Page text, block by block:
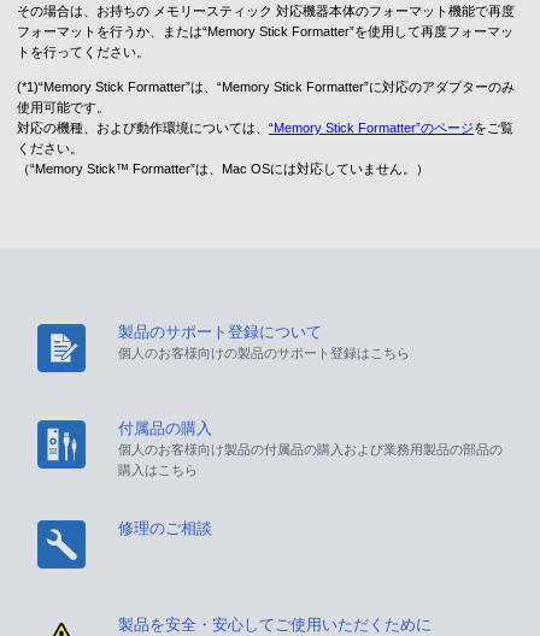
その場合は、お持ちの メモリースティック 対応機器本体のフォーマット機能で再度
フォーマットを行うか、または“Memory Stick Formatter”を使用して再度フォーマッ
トを行ってください。
(*1)“Memory Stick Formatter”は、“Memory Stick Formatter”に対応のアダプターのみ
使用可能です。
対応の機種、および動作環境については、 “Memory Stick Formatter”のページをご覧
ください。
（“Memory Stick™ Formatter”は、Mac OSには対応していません。）
製品のサポート登録について
個人のお客様向けの製品のサポート登録はこちら
付属品の購入
個人のお客様向け製品の付属品の購入および業務用製品の部品の
購入はこちら
修理のご相談
製品を安全・安心してご使用いただくために